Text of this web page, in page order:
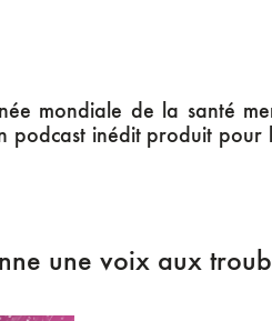
mondiale de la santé
podcast inédit produit
une voix aux